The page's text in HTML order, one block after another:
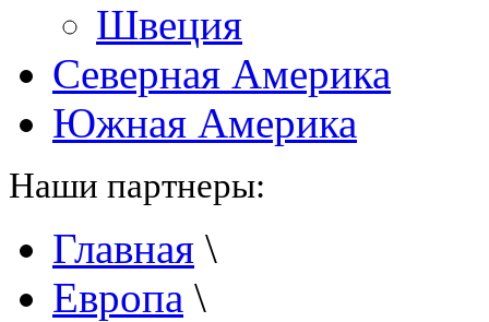
Швеция
Северная Америка
Южная Америка
Наши партнеры:
Главная \
Европа \